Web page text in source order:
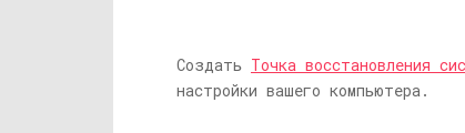
Создать Точка восстановления
настройки вашего компьютера.